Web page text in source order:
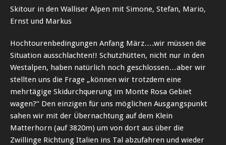
Skitour in den Walliser Alpen mit Simone, Stefan, Mario,
Ernst und Markus
Hochtourenbedingungen Anfang März….wir müssen die
Situation ausschlachten!! Schutzhütten, nicht nur in den
Westalpen, haben natürlich noch geschlossen…aber wir
stellten uns die Frage „können wir trotzdem eine
mehrtägige Skidurchquerung im Monte Rosa Gebiet
wagen?“ Den einzigen für uns möglichen Ausgangspunkt
sahen wir mit der Übernachtung auf dem Klein
Matterhorn (auf 3820m) um von dort aus über die
Zwillinge Richtung Italien ins Tal abzufahren und wieder